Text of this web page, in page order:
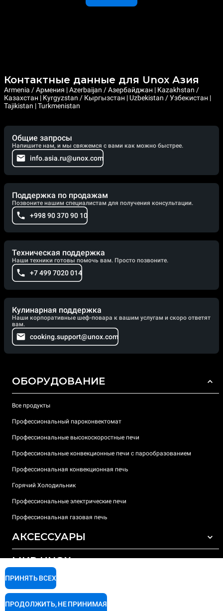
Контактные данные для Unox Азия
Armenia / Армения | Azerbaijan / Азербайджан | Kazakhstan /
Казахстан | Kyrgyzstan / Кыргызстан | Uzbekistan / Узбекистан |
Tajikistan | Turkmenistan
Общие запросы
Напишите нам, и мы свяжемся с вами как можно быстрее.
info.asia.ru@unox.com
Поддержка по продажам
Позвоните нашим специалистам для получения консультации.
+998 90 370 90 10
Техническая поддержка
Наши техники готовы помочь вам. Просто позвоните.
+7 499 7020 014
Кулинарная поддержка
Наши корпоративные шеф-повара к вашим услугам и скоро ответят
вам.
cooking.support@unox.com
ОБОРУДОВАНИЕ
Все продукты
Профессиональный пароконвектомат
Профессиональные высокоскоростные печи
Профессиональные конвекционные печи с парообразованием
Профессиональная конвекционная печь
Горячий Холодильник
Профессиональные электрические печи
Профессиональная газовая печь
АКСЕССУАРЫ
Моющие средства для автоматической мойки
Моющие средства для мойки вручную
Ионообменный фильтр
МИР UNOX
Наши офисы по всему миру
ПОДДЕРЖКА
Гарантия Unox
ПРИНЯТЬ ВСЕХ
ПРОДОЛЖИТЬ, НЕ ПРИНИМАЯ